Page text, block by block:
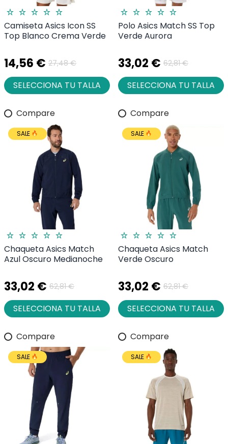
Camiseta Asics Icon SS
Top Blanco Crema Verde
14,56 € 27,48 €
SELECCIONA TU TALLA
Polo Asics Match SS Top
Verde Aurora
33,02 € 62,81 €
SELECCIONA TU TALLA
Compare
SALE
Chaqueta Asics Match
Azul Oscuro Medianoche
33,02 € 62,81 €
SELECCIONA TU TALLA
Compare
SALE
Chaqueta Asics Match
Verde Oscuro
33,02 € 62,81 €
SELECCIONA TU TALLA
Compare
SALE
Compare
SALE